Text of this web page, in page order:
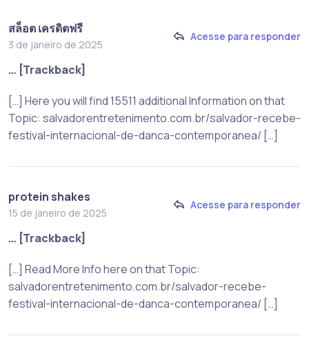
สล็อต เครดิตฟรี
3 de janeiro de 2025
Acesse para responder
… [Trackback]
[…] Here you will find 15511 additional Information on that
Topic: salvadorentretenimento.com.br/salvador-recebe-
festival-internacional-de-danca-contemporanea/ […]
protein shakes
15 de janeiro de 2025
Acesse para responder
… [Trackback]
[…] Read More Info here on that Topic:
salvadorentretenimento.com.br/salvador-recebe-
festival-internacional-de-danca-contemporanea/ […]